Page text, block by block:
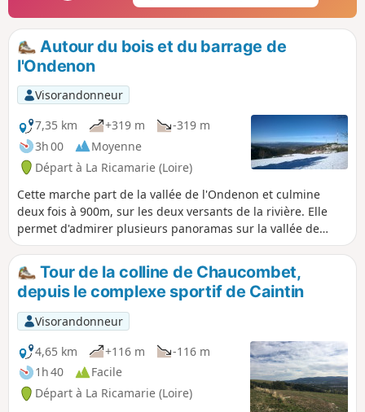
Autour du bois et du barrage de
l'Ondenon
Visorandonneur
7,35 km
+319 m
-319 m
3h 00
Moyenne
Départ à La Ricamarie (Loire)
Cette marche part de la vallée de l'Ondenon et culmine
deux fois à 900m, sur les deux versants de la rivière. Elle
permet d'admirer plusieurs panoramas sur la vallée de
l'Ondaine, la ville de Saint-Étienne et, au loin, les Monts du
Forez.Tour de la colline de Chaucombet,
depuis le complexe sportif de Caintin
Visorandonneur
4,65 km
+116 m
-116 m
1h 40
Facile
Départ à La Ricamarie (Loire)